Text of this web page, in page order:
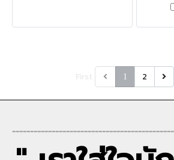
1 2